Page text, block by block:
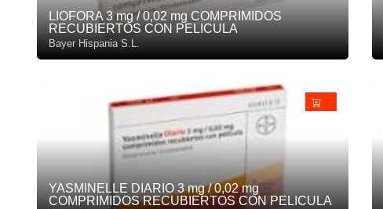
LIOFORA 3 mg / 0,02 mg COMPRIMIDOS
RECUBIERTOS CON PELICULA
Bayer Hispania S.L.
YASMINELLE DIARIO 3 mg / 0,02 mg
COMPRIMIDOS RECUBIERTOS CON PELICULA